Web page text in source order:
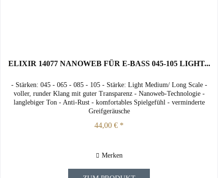
ELIXIR 14077 NANOWEB FÜR E-BASS 045-105 LIGHT...
- Stärken: 045 - 065 - 085 - 105 - Stärke: Light Medium/ Long Scale -
voller, runder Klang mit guter Transparenz - Nanoweb-Technologie -
langlebiger Ton - Anti-Rust - komfortables Spielgefühl - verminderte
Greifgeräusche
44,00 € *
Merken